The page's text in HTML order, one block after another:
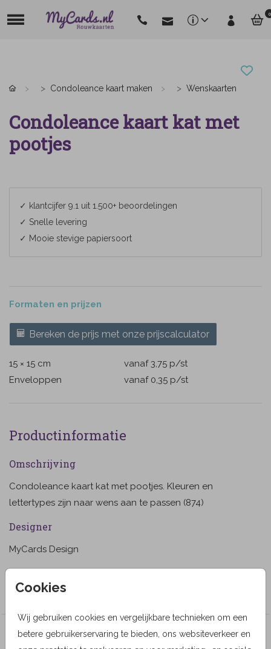
0
Cookies
Wij gebruiken cookies en vergelijkbare technieken om een
betere gebruikerservaring te bieden, ons websiteverkeer en
Condoleance kaart maken Wenskaarten
Condoleance kaart kat met
pootjes
✓ klantcijfer 9.1 uit 1.500+ beoordelingen
✓ Snelle levering
✓ Mooie stevige papiersoort
Formaten en prijzen
Bereken de prijs met onze prijscalculator
15 × 15 cm vanaf 3,75 p/st
Enveloppen
vanaf 0,35 p/st
Productinformatie
Omschrijving
Condoleance kaart kat met pootjes. Kleuren en
lettertypes zijn naar wens aan te passen (874)
Designer
MyCards Design
Collectie
Wenskaarten
Veel gekozen producten